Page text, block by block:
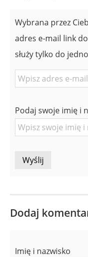
Wybrana przez
adres e-mail link
służy tylko do
E-
znajomej
Osoby
Podaj swoje imię i
Dodaj
Imię i nazwisko